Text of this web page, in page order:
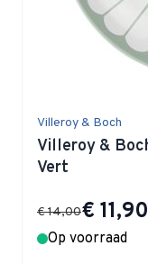
Villeroy & Boch
Villeroy &
Vert
Special Price
€ 11,90
€ 14,00
Op voorraad